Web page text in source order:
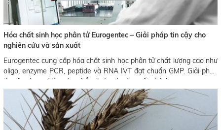
Hóa chất sinh học phân tử Eurogentec – Giải pháp tin cậy cho
nghiên cứu và sản xuất
Eurogentec cung cấp hóa chất sinh học phân tử chất lượng cao như
oligo, enzyme PCR, peptide và RNA IVT đạt chuẩn GMP. Giải pháp
tin cậy cho nghiên cứu, chẩn đoán và sản xuất sinh học.